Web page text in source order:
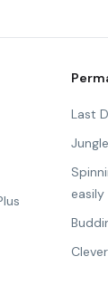
Last
easily